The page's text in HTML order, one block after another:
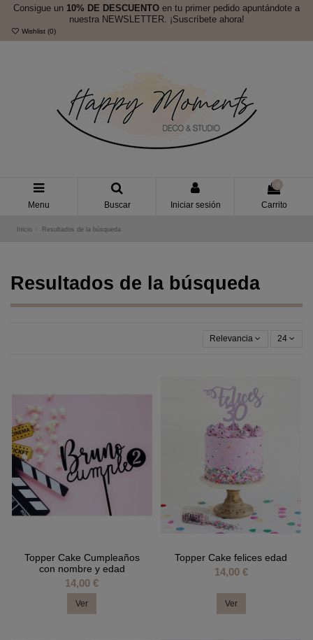
Consigue un 10% DE DESCUENTO en tu primer pedido apuntándote a
nuestra NEWSLETTER. ¡Suscríbete ahora!
Wishlist (0)
Menu Buscar Iniciar sesión Carrito
Inicio Resultados de la búsqueda
Resultados de la búsqueda
Relevancia 24
Topper Cake Cumpleaños
con nombre y edad
14,00 €
Ver
Topper Cake felices edad
14,00 €
Ver